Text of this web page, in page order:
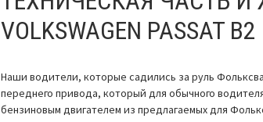
VOLKSWAGEN PASSAT B2
Наши водители, которые садились за руль
переднего привода, который для обычного
бензиновым двигателем из предлагаемых для